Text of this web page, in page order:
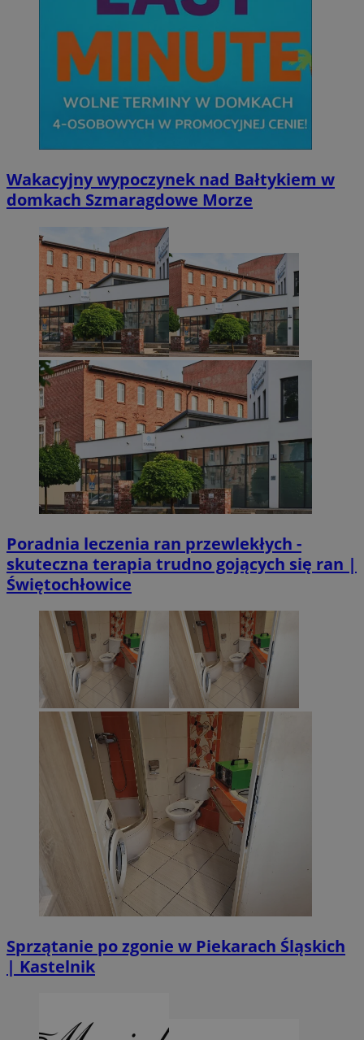
Wakacyjny wypoczynek nad Bałtykiem w
domkach Szmaragdowe Morze
Poradnia leczenia ran przewlekłych -
skuteczna terapia trudno gojących się ran |
Świętochłowice
Sprzątanie po zgonie w Piekarach Śląskich
| Kastelnik